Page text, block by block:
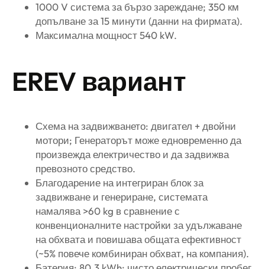
1000 V система за бързо зареждане; 350 км
допълване за 15 минути (данни на фирмата).
Максимална мощност 540 kW.
EREV вариант
Схема на задвижването: двигател + двойни
мотори; Генераторът може едновременно да
произвежда електричество и да задвижва
превозното средство.
Благодарение на интегриран блок за
задвижване и генериране, системата
намалява >60 kg в сравнение с
конвенционалните настройки за удължаване
на обхвата и повишава общата ефективност
(~5% повече комбиниран обхват, на компания).